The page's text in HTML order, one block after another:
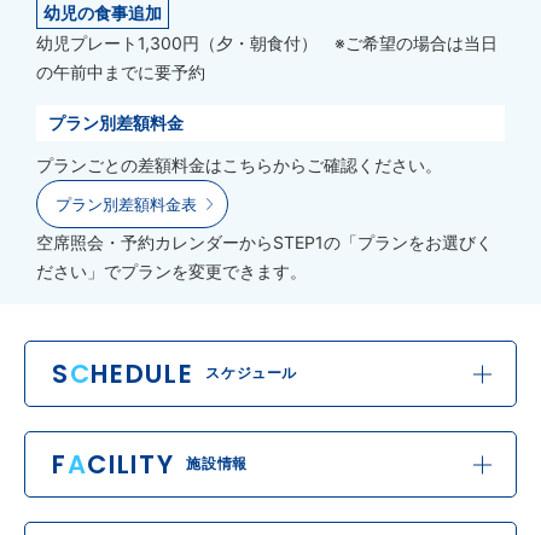
幼児の食事追加
幼児プレート1,300円（夕・朝食付） ※ご希望の場合は当日
の午前中までに要予約
プラン別差額料金
プランごとの差額料金はこちらからご確認ください。
プラン別差額料金表
空席照会・予約カレンダーからSTEP1の「プランをお選びく
ださい」でプランを変更できます。
SCHEDULE スケジュール
FACILITY 施設情報